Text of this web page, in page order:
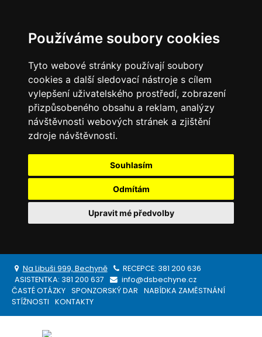
Používáme soubory cookies
Tyto webové stránky používají soubory
cookies a další sledovací nástroje s cílem
vylepšení uživatelského prostředí, zobrazení
přizpůsobeného obsahu a reklam, analýzy
návštěvnosti webových stránek a zjištění
zdroje návštěvnosti.
Souhlasím
Odmítám
Upravit mé předvolby
Na Libuši 999, Bechyně RECEPCE: 381 200 636
ASISTENTKA: 381 200 637
info@dsbechyne.cz
ČASTÉ OTÁZKY SPONZORSKÝ DAR
NABÍDKA ZAMĚSTNÁNÍ
STÍŽNOSTI
KONTAKTY